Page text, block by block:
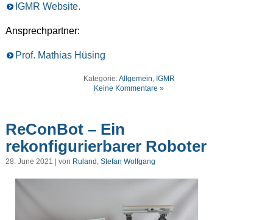
IGMR Website.
Ansprechpartner:
Prof. Mathias Hüsing
Kategorie:Allgemein IGMR
Keine Kommentare »
ReConBot – Ein
rekonfigurierbarer Roboter
28. June 2021 | von Ruland, Stefan Wolfgang